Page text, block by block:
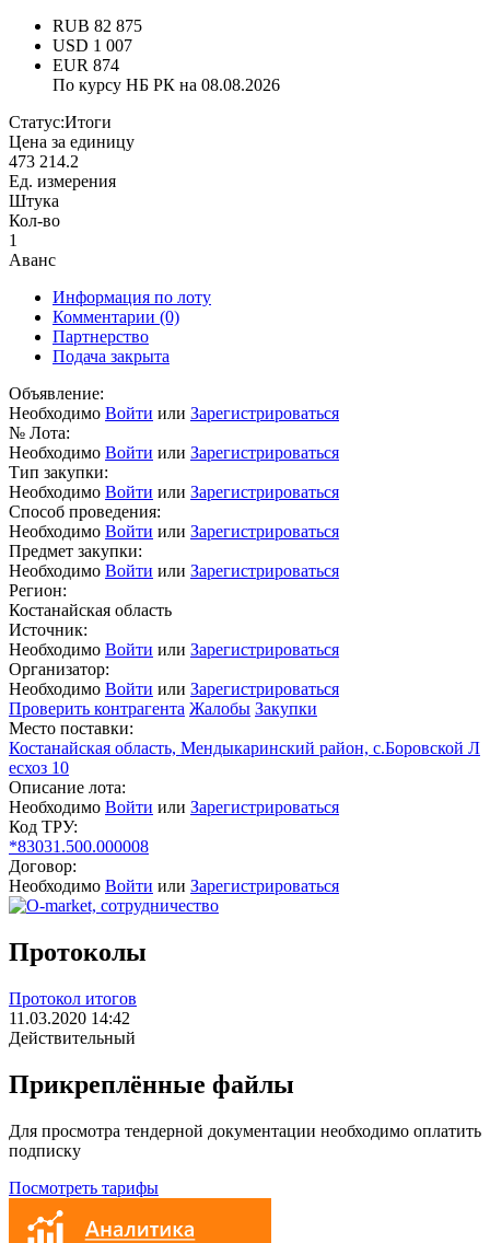
RUB 82 875
USD 1 007
EUR 874
По курсу НБ РК на 08.08.2026
Статус:Итоги
Цена за единицу
473 214.2
Ед. измерения
Штука
Кол-во
1
Аванс
Информация по лоту
Комментарии (0)
Партнерство
Подача закрыта
Объявление:
Необходимо Войти или Зарегистрироваться
№ Лота:
Необходимо Войти или Зарегистрироваться
Тип закупки:
Необходимо Войти или Зарегистрироваться
Способ проведения:
Необходимо Войти или Зарегистрироваться
Предмет закупки:
Необходимо Войти или Зарегистрироваться
Регион:
Костанайская область
Источник:
Необходимо Войти или Зарегистрироваться
Организатор:
Необходимо Войти или Зарегистрироваться
Проверить контрагента Жалобы Закупки
Место поставки:
Костанайская область, Мендыкаринский район, с.Боровской Л
есхоз 10
Описание лота:
Необходимо Войти или Зарегистрироваться
Код ТРУ:
*83031.500.000008
Договор:
Необходимо Войти или Зарегистрироваться
Протоколы
Протокол итогов
11.03.2020 14:42
Действительный
Прикреплённые файлы
Для просмотра тендерной документации необходимо оплатить
подписку
Посмотреть тарифы